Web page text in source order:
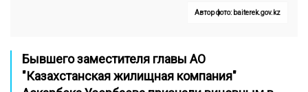
Автор фото: baiterek.gov.kz
Бывшего заместителя главы АО
"Казахстанская жилищная компания"